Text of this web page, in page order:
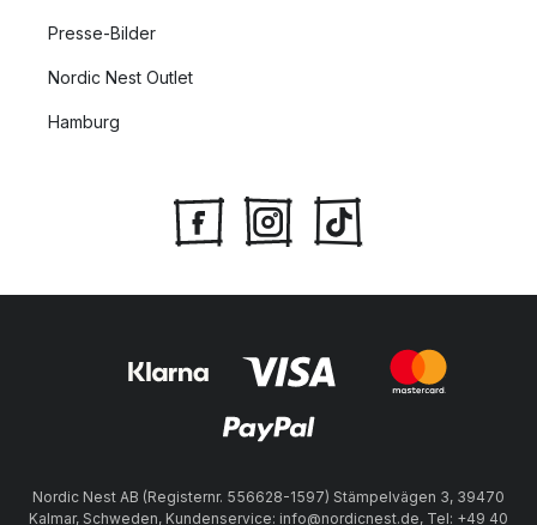
Presse-Bilder
Nordic Nest Outlet
Hamburg
Nordic Nest AB (Registernr. 556628-1597) Stämpelvägen 3, 39470
Kalmar, Schweden, Kundenservice: info@nordicnest.de, Tel: +49 40